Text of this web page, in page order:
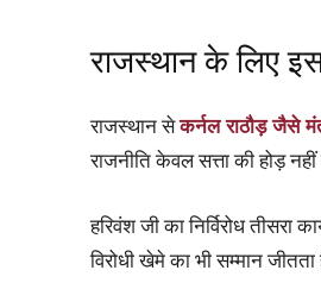
राजस्थान के लिए
राजस्थान सेकर्नल राठौड़ जैसे
राजनीति केवल सत्ता की होड़
हरिवंश जी का निर्विरोध
विरोधी खेमे का भी सम्मान जीतता